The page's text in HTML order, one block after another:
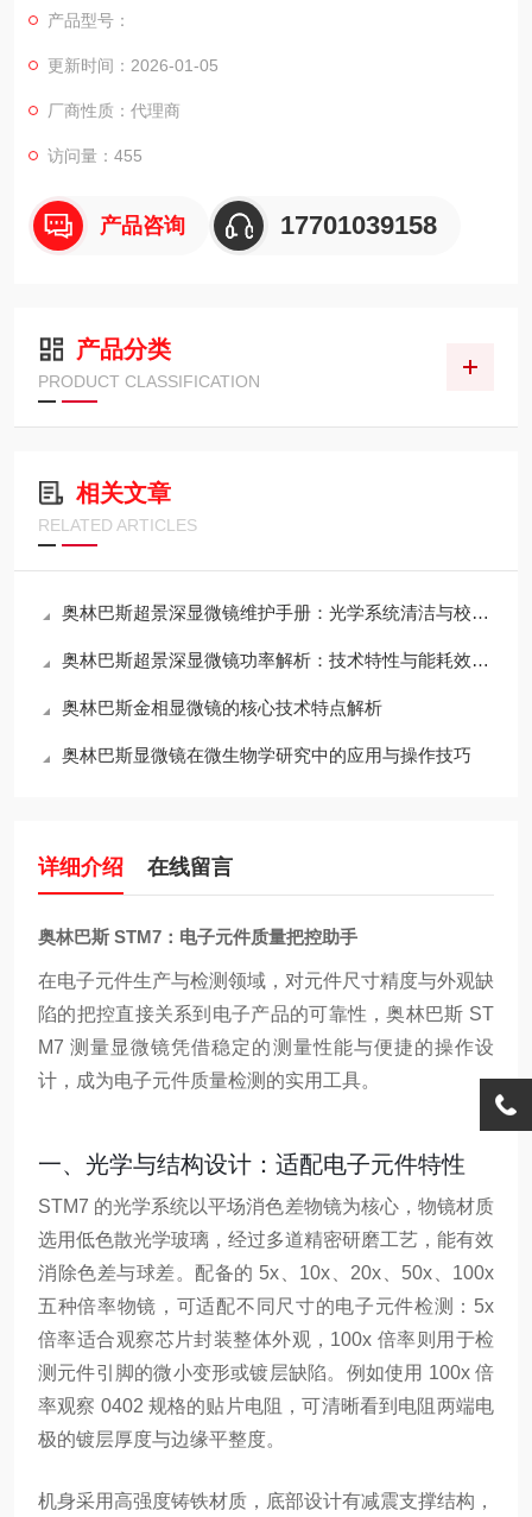
具。
产品型号：
更新时间：2026-01-05
厂商性质：代理商
访问量：455
产品咨询 17701039158
产品分类
PRODUCT CLASSIFICATION
相关文章
RELATED ARTICLES
奥林巴斯超景深显微镜维护手册：光学系统清洁与校准全流程
奥林巴斯超景深显微镜功率解析：技术特性与能耗效率的平衡
奥林巴斯金相显微镜的核心技术特点解析
奥林巴斯显微镜在微生物学研究中的应用与操作技巧
详细介绍 在线留言
奥林巴斯 STM7：电子元件质量把控助手
在电子元件生产与检测领域，对元件尺寸精度与外观缺
陷的把控直接关系到电子产品的可靠性，奥林巴斯 ST
M7 测量显微镜凭借稳定的测量性能与便捷的操作设
计，成为电子元件质量检测的实用工具。
一、光学与结构设计：适配电子元件特性
STM7 的光学系统以平场消色差物镜为核心，物镜材质
选用低色散光学玻璃，经过多道精密研磨工艺，能有效
消除色差与球差。配备的 5x、10x、20x、50x、100x
五种倍率物镜，可适配不同尺寸的电子元件检测：5x
倍率适合观察芯片封装整体外观，100x 倍率则用于检
测元件引脚的微小变形或镀层缺陷。例如使用 100x 倍
率观察 0402 规格的贴片电阻，可清晰看到电阻两端电
极的镀层厚度与边缘平整度。
机身采用高强度铸铁材质，底部设计有减震支撑结构，